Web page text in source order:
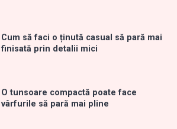
Cum să faci o ținută casual să pară mai
finisată prin detalii mici
O tunsoare compactă poate face
vârfurile să pară mai pline